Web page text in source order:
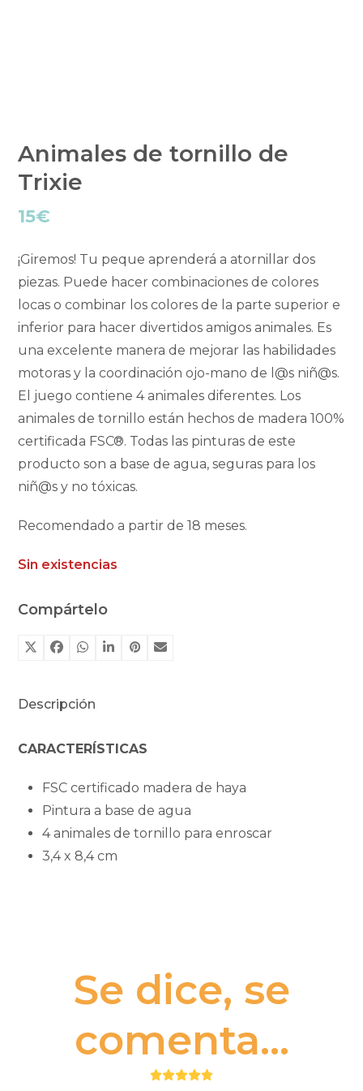
Animales de tornillo de
Trixie
15€
¡Giremos! Tu peque aprenderá a atornillar dos
piezas. Puede hacer combinaciones de colores
locas o combinar los colores de la parte superior e
inferior para hacer divertidos amigos animales. Es
una excelente manera de mejorar las habilidades
motoras y la coordinación ojo-mano de l@s niñ@s.
El juego contiene 4 animales diferentes. Los
animales de tornillo están hechos de madera 100%
certificada FSC®. Todas las pinturas de este
producto son a base de agua, seguras para los
niñ@s y no tóxicas.
Recomendado a partir de 18 meses.
Sin existencias
Compártelo
Descripción
CARACTERÍSTICAS
FSC certificado madera de haya
Pintura a base de agua
4 animales de tornillo para enroscar
3,4 x 8,4 cm
Se dice, se
comenta...
Puntuación: